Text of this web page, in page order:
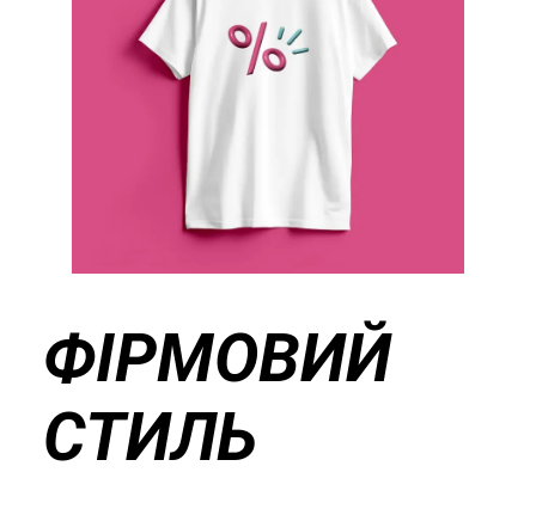
ФІРМОВИЙ
СТИЛЬ